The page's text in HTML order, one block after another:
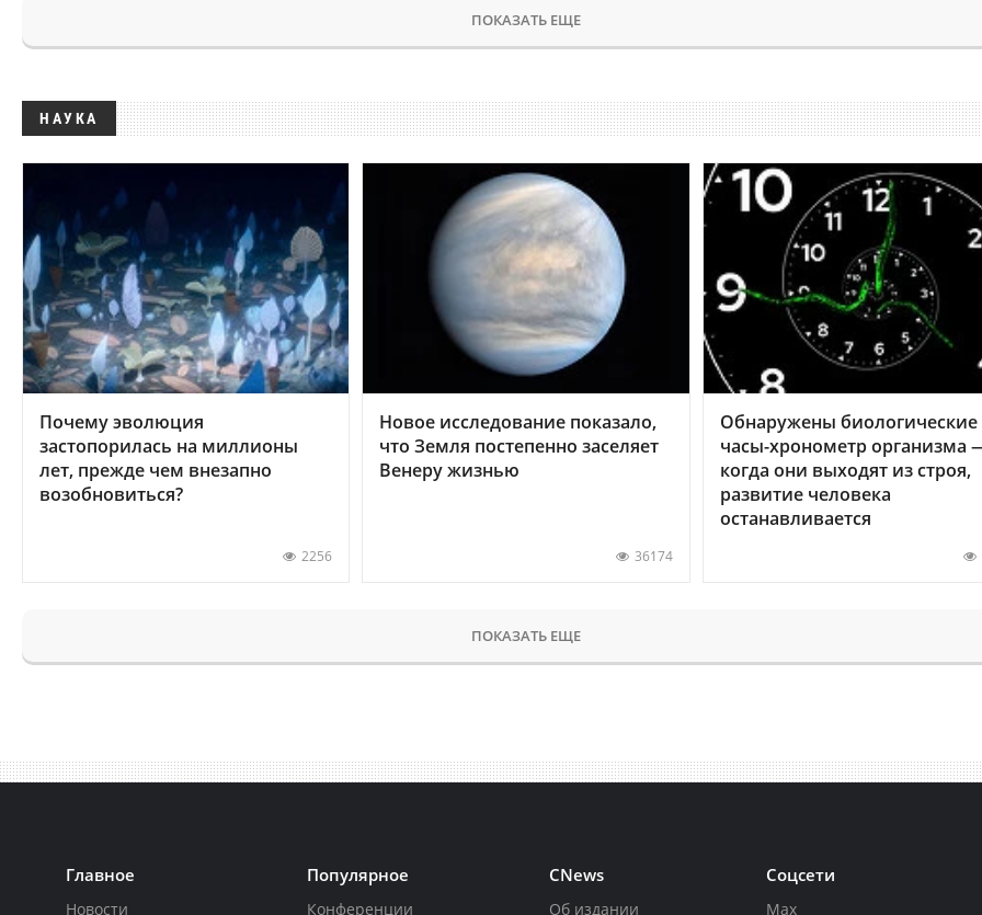
ПОКАЗАТЬ ЕЩЕ
НАУКА
Почему эволюция
застопорилась на миллионы
лет, прежде чем внезапно
возобновиться?
2256
Новое исследование показало,
что Земля постепенно заселяет
Венеру жизнью
36174
Обнаружены биологические
часы-хронометр организма
когда они выходят из строя,
развитие человека
останавливается
ПОКАЗАТЬ ЕЩЕ
Главное
Новости
Популярное
Конференции
CNews
Об издании
Соцсети
Max